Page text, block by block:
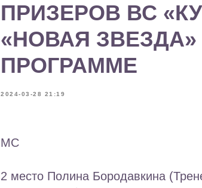
ПРИЗЕРОВ ВС
«НОВАЯ
ПРОГРАММЕ
2024-03-28 21:19
МС
2 место Полина Бородавкина